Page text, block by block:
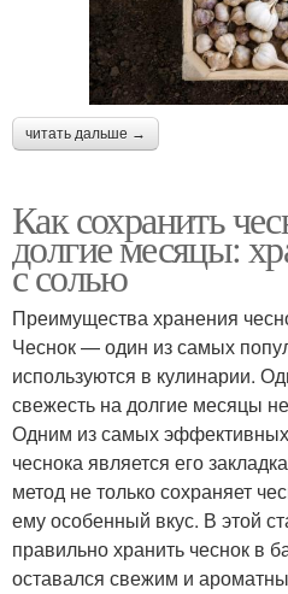
читать дальше →
Как сохранить
долгие месяцы:
с солью
Преимущества хранения
Чеснок — один из самых
используются в кулинарии.
свежесть на долгие месяцы
Одним из самых
чеснока является его
метод не только сохраняет
ему особенный вкус. В этой
правильно хранить чеснок в
оставался свежим и